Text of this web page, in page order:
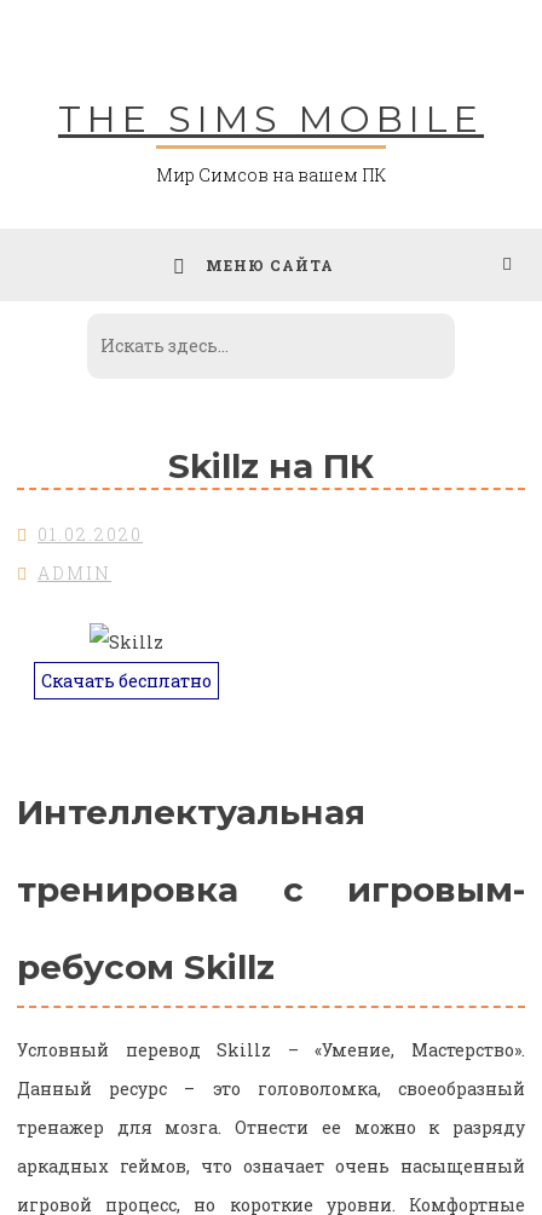
THE SIMS MOBILE
Мир Симсов на вашем ПК
МЕНЮ САЙТА
Skillz на ПК
01.02.2020
ADMIN
Скачать бесплатно
Интеллектуальная
тренировка с игровым-
ребусом Skillz
Условный перевод Skillz – «Умение, Мастерство».
Данный ресурс – это головоломка, своеобразный
тренажер для мозга. Отнести ее можно к разряду
аркадных геймов, что означает очень насыщенный
игровой процесс, но короткие уровни. Комфортные